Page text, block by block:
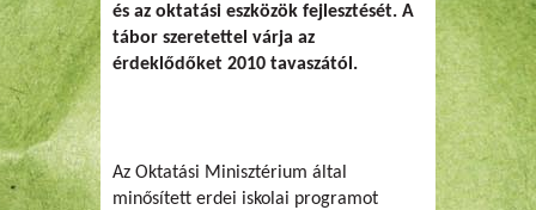
és az oktatási eszközök fejlesztését. A
tábor szeretettel várja az
érdeklődőket 2010 tavaszától.
Az Oktatási Minisztérium által
minősített erdei iskolai programot